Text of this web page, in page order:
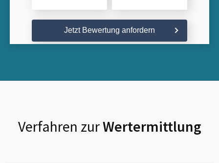
Jetzt Bewertung anfordern
Verfahren zurWertermittlung